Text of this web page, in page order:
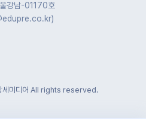
강남-01170호
미디어 All rights reserved.